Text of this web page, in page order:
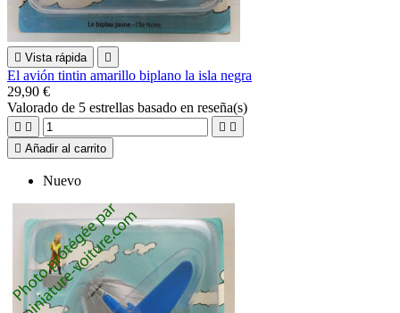
 Vista rápida 
El avión tintin amarillo biplano la isla negra
29,90 €
Valorado de 5 estrellas basado en reseña(s)
   
 Añadir al carrito
Nuevo